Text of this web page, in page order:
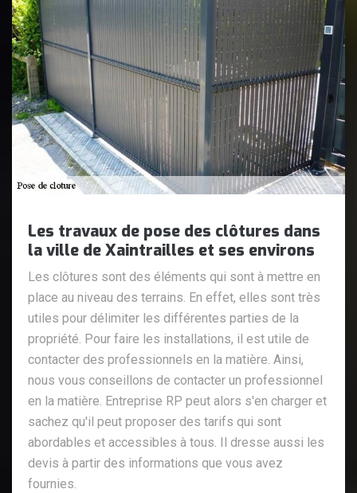
Les travaux de pose des clôtures dans
la ville de Xaintrailles et ses environs
Les clôtures sont des éléments qui sont à mettre en
place au niveau des terrains. En effet, elles sont très
utiles pour délimiter les différentes parties de la
propriété. Pour faire les installations, il est utile de
contacter des professionnels en la matière. Ainsi,
nous vous conseillons de contacter un professionnel
en la matière. Entreprise RP peut alors s'en charger et
sachez qu'il peut proposer des tarifs qui sont
abordables et accessibles à tous. Il dresse aussi les
devis à partir des informations que vous avez
fournies.